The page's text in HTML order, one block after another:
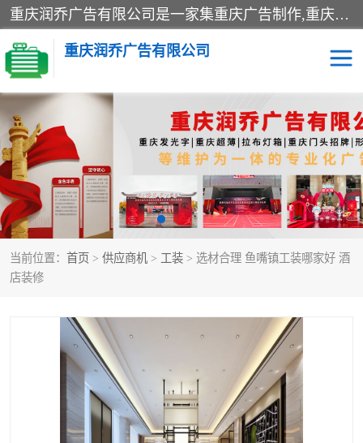
重庆润乔广告有限公司是一家集重庆广告制作,重庆标识标牌,亚克力发光字,led发光字,树脂发光字,超薄灯箱,拉布灯箱,吸塑灯箱,门头招牌,企业形象墙,写真喷绘,x展架,拉网展架,广告展架,条幅,锦旗设计,制作,施工,维护为一体的专业化广告公司.
重庆润乔广告有限公司
当前位置： 首页 > 供应商机 > 工装 > 选材合理 鱼嘴镇工装哪家好 酒
店装修
招牌类 发光字类
灯箱类 形象墙类
标识标牌类 写真喷绘类
展架 条幅